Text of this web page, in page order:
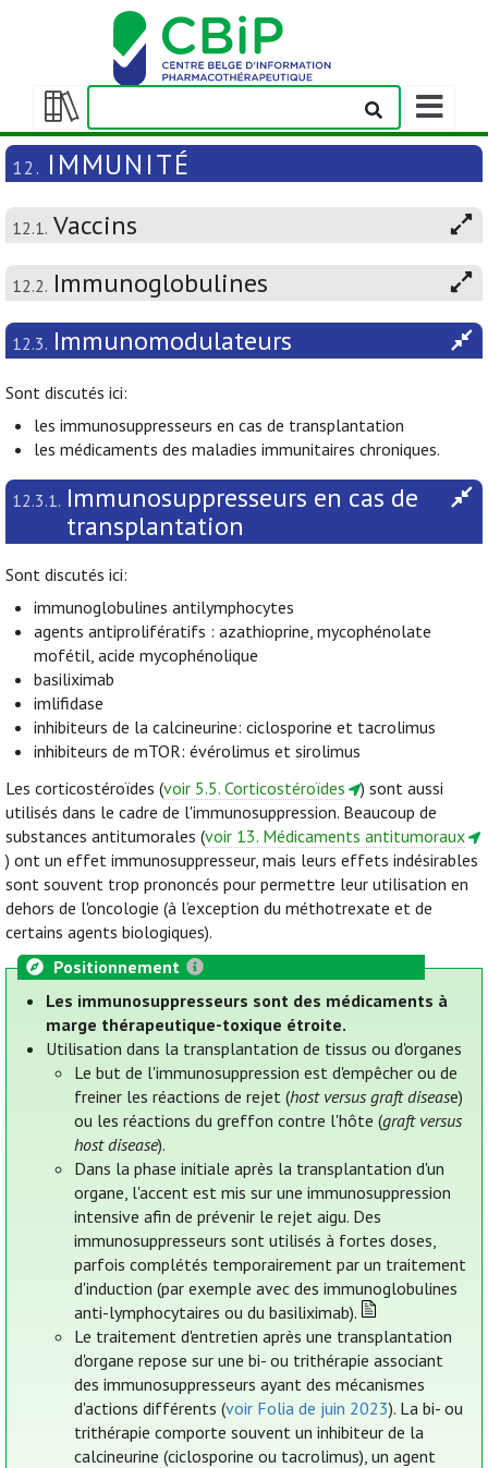
Afficher/masquer
la
table
matières
Afficher/
la
barre
navigation
12. IMMUNITÉ
12.1. Vaccins
12.2. Immunoglobulines
12.3. Immunomodulateurs
Sont discutés ici:
les immunosuppresseurs en cas de transplantation
les médicaments des maladies immunitaires chroniques.
12.3.1. Immunosuppresseurs en cas de
transplantation
Sont discutés ici:
immunoglobulines antilymphocytes
agents antiprolifératifs : azathioprine, mycophénolate
mofétil, acide mycophénolique
basiliximab
imlifidase
inhibiteurs de la calcineurine: ciclosporine et tacrolimus
inhibiteurs de mTOR: évérolimus et sirolimus
Les corticostéroïdes (voir 5.5. Corticostéroïdes
) sont aussi
utilisés dans le cadre de l'immunosuppression. Beaucoup de
substances antitumorales (voir 13. Médicaments antitumoraux
) ont un effet immunosuppresseur, mais leurs effets indésirables
sont souvent trop prononcés pour permettre leur utilisation en
dehors de l'oncologie (à l’exception du méthotrexate et de
certains agents biologiques).
Positionnement
Les immunosuppresseurs sont des médicaments à
marge thérapeutique-toxique étroite.
Utilisation dans la transplantation de tissus ou d'organes
Le but de l'immunosuppression est d'empêcher ou de
freiner les réactions de rejet (host versus graft disease)
ou les réactions du greffon contre l'hôte (graft versus
host disease).
Dans la phase initiale après la transplantation d'un
organe, l'accent est mis sur une immunosuppression
intensive afin de prévenir le rejet aigu. Des
immunosuppresseurs sont utilisés à fortes doses,
parfois complétés temporairement par un traitement
d'induction (par exemple avec des immunoglobulines
anti-lymphocytaires ou du basiliximab).
Le traitement d'entretien après une transplantation
d'organe repose sur une bi- ou trithérapie associant
des immunosuppresseurs ayant des mécanismes
d'actions différents (voir Folia de juin 2023). La bi- ou
trithérapie comporte souvent un inhibiteur de la
calcineurine (ciclosporine ou tacrolimus), un agent